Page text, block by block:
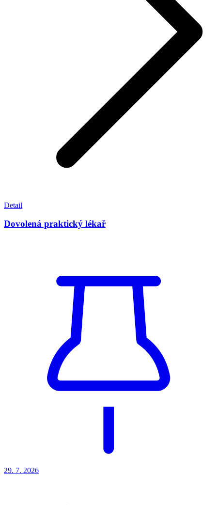
Detail
Dovolená praktický lékař
29. 7. 2026